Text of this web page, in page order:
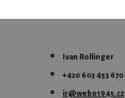
Ivan Rollinger
+420 603 453 670
ir@webo1945.cz